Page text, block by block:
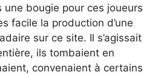
bougie pour ces joueurs
facile la production d’une
sur ce site. Il s’agissait
ils tombaient en
convenaient à certains